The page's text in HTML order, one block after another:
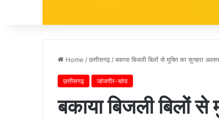
Home /छत्तीसगढ़ /बकाया बिजली बिलों से मुक्ति का सुनहरा
छत्तीसगढ़ जांजगीर-चांपा
बकाया बिजली बिलों